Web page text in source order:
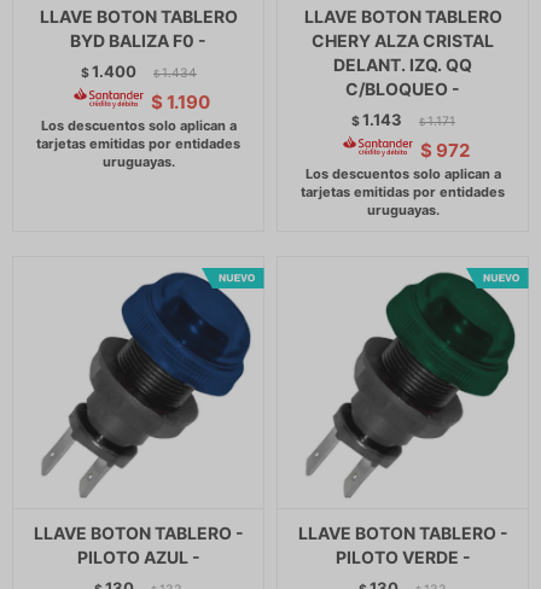
LLAVE BOTON TABLERO
BYD BALIZA F0 -
$1.400 $ 1.434
$ 1.190
LLAVE BOTON TABLERO
CHERY ALZA CRISTAL
DELANT. IZQ. QQ
C/BLOQUEO -
$1.143 $ 1.171
$ 972
LLAVE BOTON TABLERO -
PILOTO AZUL -
LLAVE BOTON TABLERO -
PILOTO VERDE -